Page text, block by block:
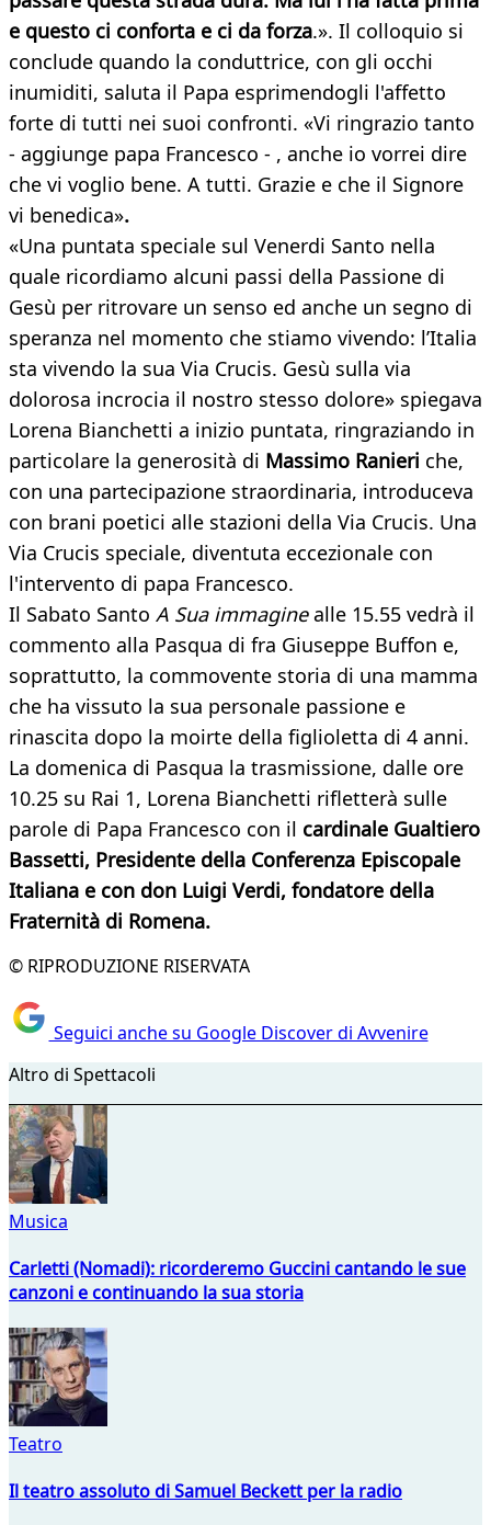
e questo ci conforta e ci da forza.». Il colloquio si
conclude quando la conduttrice, con gli occhi
inumiditi, saluta il Papa esprimendogli l'affetto
forte di tutti nei suoi confronti. «Vi ringrazio tanto
- aggiunge papa Francesco - , anche io vorrei dire
che vi voglio bene. A tutti. Grazie e che il Signore
vi benedica».
«Una puntata speciale sul Venerdi Santo nella
quale ricordiamo alcuni passi della Passione di
Gesù per ritrovare un senso ed anche un segno di
speranza nel momento che stiamo vivendo: l’Italia
sta vivendo la sua Via Crucis. Gesù sulla via
dolorosa incrocia il nostro stesso dolore» spiegava
Lorena Bianchetti a inizio puntata, ringraziando in
particolare la generosità di Massimo Ranieri che,
con una partecipazione straordinaria, introduceva
con brani poetici alle stazioni della Via Crucis. Una
Via Crucis speciale, diventuta eccezionale con
l'intervento di papa Francesco.
Il Sabato Santo A Sua immaginealle 15.55 vedrà il
commento alla Pasqua di fra Giuseppe Buffon e,
soprattutto, la commovente storia di una mamma
che ha vissuto la sua personale passione e
rinascita dopo la moirte della figlioletta di 4 anni.
La domenica di Pasqua la trasmissione, dalle ore
10.25 su Rai 1, Lorena Bianchetti rifletterà sulle
parole di Papa Francesco con il cardinale Gualtiero
Bassetti, Presidente della Conferenza Episcopale
Italiana e con don Luigi Verdi, fondatore della
Fraternità di Romena.
© RIPRODUZIONE RISERVATA
Seguici anche su Google Discover di Avvenire
Altro di Spettacoli
Musica
Carletti (Nomadi): ricorderemo Guccini cantando le sue
canzoni e continuando la sua storia
Teatro
Il teatro assoluto di Samuel Beckett per la radio